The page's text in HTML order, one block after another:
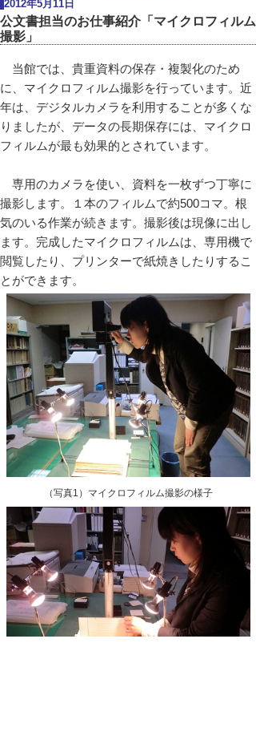
2012年5月11日
公文書担当のお仕事紹介「マイクロフィルム
撮影」
当館では、貴重資料の保存・複製化のため
に、マイクロフィルム撮影を行っています。近
年は、デジタルカメラを利用することが多くな
りましたが、データの長期保存には、マイクロ
フィルムが最も効果的とされています。
専用のカメラを使い、資料を一枚ずつ丁寧に
撮影します。１本のフィルムで約500コマ。根
気のいる作業が続きます。撮影後は現像に出し
ます。完成したマイクロフィルムは、専用機で
閲覧したり、プリンターで紙焼きしたりするこ
とができます。
（写真1）マイクロフィルム撮影の様子